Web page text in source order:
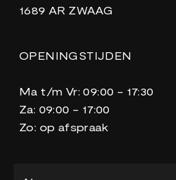
1689 AR ZWAAG
OPENINGSTIJDEN
Ma t/m Vr: 09:00 - 17:30
Za: 09:00 - 17:00
Zo: op afspraak